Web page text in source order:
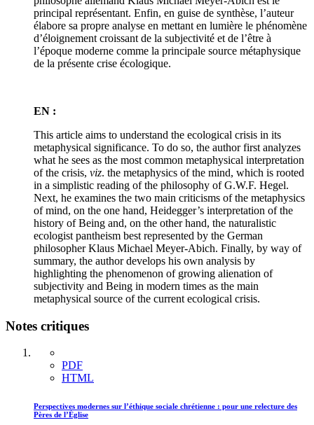
principal représentant. Enfin, en guise de synthèse, l’auteur
élabore sa propre analyse en mettant en lumière le phénomène
d’éloignement croissant de la subjectivité et de l’être à
l’époque moderne comme la principale source métaphysique
de la présente crise écologique.
EN :
This article aims to understand the ecological crisis in its
metaphysical significance. To do so, the author first analyzes
what he sees as the most common metaphysical interpretation
of the crisis, viz. the metaphysics of the mind, which is rooted
in a simplistic reading of the philosophy of G.W.F. Hegel.
Next, he examines the two main criticisms of the metaphysics
of mind, on the one hand, Heidegger’s interpretation of the
history of Being and, on the other hand, the naturalistic
ecologist pantheism best represented by the German
philosopher Klaus Michael Meyer-Abich. Finally, by way of
summary, the author develops his own analysis by
highlighting the phenomenon of growing alienation of
subjectivity and Being in modern times as the main
metaphysical source of the current ecological crisis.
Notes critiques
PDF
HTML
Perspectives modernes sur l’éthique sociale chrétienne : pour une relecture des
Pères de l’Église